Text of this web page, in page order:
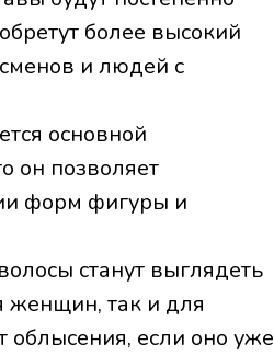
более высокий
и людей с
основной
он позволяет
форм фигуры и
станут выглядеть
женщин, так и для
облысения, если оно уже